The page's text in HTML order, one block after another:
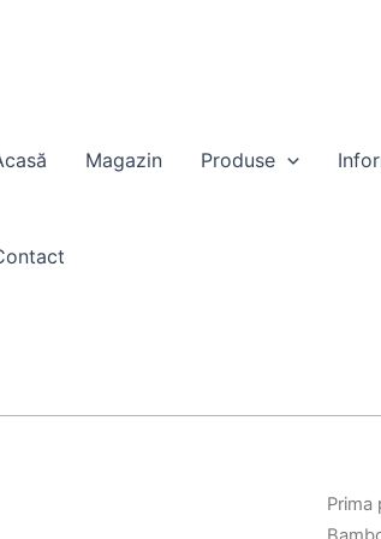
Magazin Produse
Prima
AVON